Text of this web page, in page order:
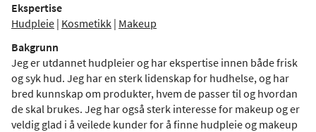
Ekspertise
Hudpleie | Kosmetikk | Makeup
Bakgrunn
Jeg er utdannet hudpleier og har ekspertise innen både frisk
og syk hud. Jeg har en sterk lidenskap for hudhelse, og har
bred kunnskap om produkter, hvem de passer til og hvordan
de skal brukes. Jeg har også sterk interesse for makeup og er
veldig glad i å veilede kunder for å finne hudpleie og makeup